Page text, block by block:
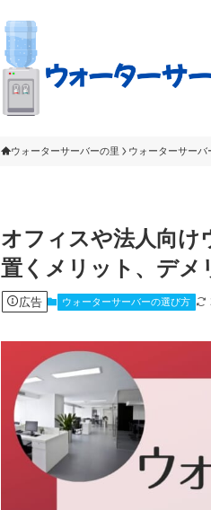
ウォーターサーバーの里 ウォーターサーバ
オフィスや法人向け
置くメリット、デメ
広告 ウォーターサーバーの選び方